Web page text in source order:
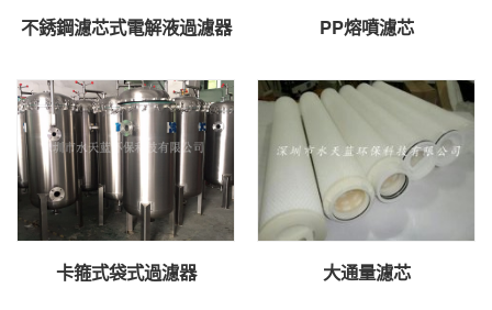
不銹鋼濾芯式電解液過濾器 PP熔噴濾芯
卡箍式袋式過濾器 大通量濾芯